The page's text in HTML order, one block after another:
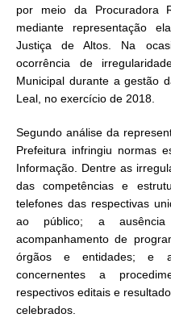
por meio da Procuradora
mediante representação
Justiça de Altos. Na
ocorrência de
Municipal durante a gestão
Leal, no exercício de 2018.
Segundo análise da
Prefeitura infringiu normas
Informação. Dentre as
das competências e
telefones das respectivas
ao público; a
acompanhamento de
órgãos e entidades; e a
concernentes a
respectivos editais e
celebrados.